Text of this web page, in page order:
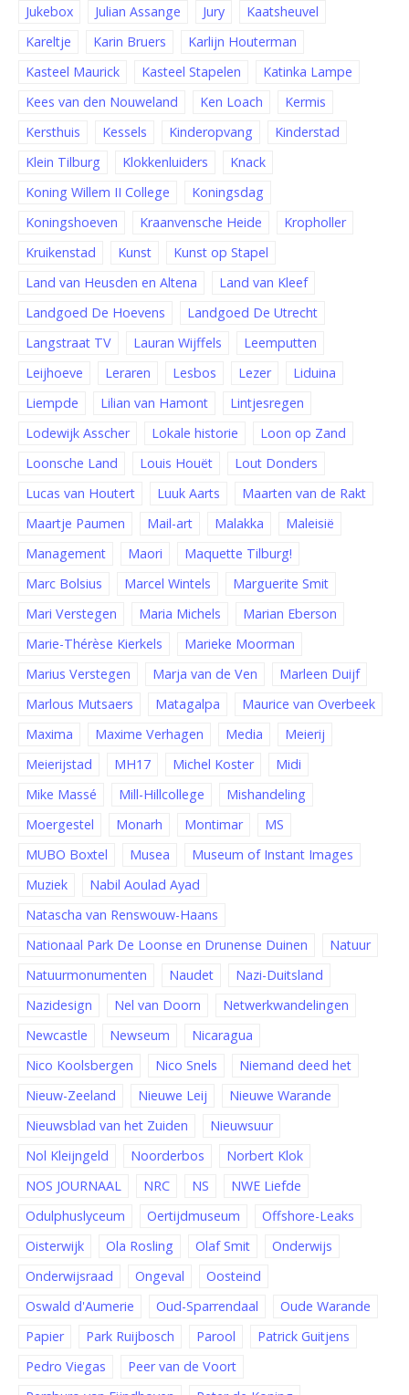
Jukebox Julian Assange Jury
Kaatsheuvel
Kareltje
Karin Bruers
Karlijn Houterman
Kasteel Maurick
Kasteel Stapelen
Katinka Lampe
Kees van den Nouweland
Ken Loach
Kermis
Kersthuis
Kessels Kinderopvang
Kinderstad
Klein Tilburg
Klokkenluiders
Knack
Koning Willem II College
Koningsdag
Koningshoeven
Kraanvensche Heide
Kropholler
Kruikenstad
Kunst
Kunst op Stapel
Land van Heusden en Altena
Land van Kleef
Landgoed De Hoevens
Landgoed De Utrecht
Langstraat TV
Lauran Wijffels
Leemputten
Leijhoeve
Leraren Lesbos Lezer
Liduina
Liempde
Lilian van Hamont
Lintjesregen
Lodewijk Asscher
Lokale historie
Loon op Zand
Loonsche Land
Louis Houët
Lout Donders
Lucas van Houtert
Luuk Aarts
Maarten van de Rakt
Maartje Paumen
Mail-art Malakka
Maleisië
Management
Maori
Maquette Tilburg!
Marc Bolsius
Marcel Wintels
Marguerite Smit
Mari Verstegen
Maria Michels
Marian Eberson
Marie-Thérèse Kierkels
Marieke Moorman
Marius Verstegen
Marja van de Ven
Marleen Duijf
Marlous Mutsaers
Matagalpa
Maurice van Overbeek
Maxima
Maxime Verhagen Media
Meierij
Meierijstad
MH17 Michel Koster
Midi
Mike Massé
Mill-Hillcollege
Mishandeling
Moergestel
Monarh Montimar
MS
MUBO Boxtel
Musea
Museum of Instant Images
Muziek
Nabil Aoulad Ayad
Natascha van Renswouw-Haans
Nationaal Park De Loonse en Drunense Duinen
Natuur
Natuurmonumenten
Naudet
Nazi-Duitsland
Nazidesign
Nel van Doorn
Netwerkwandelingen
Newcastle
Newseum
Nicaragua
Nico Koolsbergen
Nico Snels
Niemand deed het
Nieuw-Zeeland
Nieuwe Leij
Nieuwe Warande
Nieuwsblad van het Zuiden
Nieuwsuur
Nol Kleijngeld
Noorderbos
Norbert Klok
NOS JOURNAAL
NRC NS
NWE Liefde
Odulphuslyceum
Oertijdmuseum
Offshore-Leaks
Oisterwijk
Ola Rosling Olaf Smit
Onderwijs
Onderwijsraad
Ongeval
Oosteind
Oswald d'Aumerie
Oud-Sparrendaal
Oude Warande
Papier
Park Ruijbosch Parool
Patrick Guitjens
Pedro Viegas
Peer van de Voort